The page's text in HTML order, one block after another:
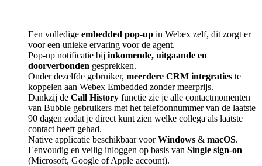
Een volledige embedded pop-up in Webex zelf, dit zorgt er
voor een unieke ervaring voor de agent.
Pop-up notificatie bij inkomende, uitgaande en
doorverbonden gesprekken.
Onder dezelfde gebruiker, meerdere CRM integraties te
koppelen aan Webex Embedded zonder meerprijs.
Dankzij de Call History functie zie je alle contactmomenten
van Bubble gebruikers met het telefoonnummer van de laatste
90 dagen zodat je direct kunt zien welke collega als laatste
contact heeft gehad.
Native applicatie beschikbaar voorWindows & macOS.
Eenvoudig en veilig inloggen op basis van Single sign-on
(Microsoft, Google of Apple account).